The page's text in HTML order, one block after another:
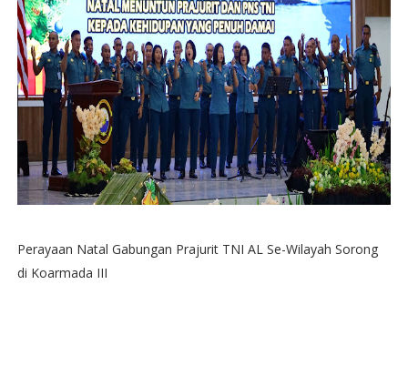
Perayaan Natal Gabungan Prajurit TNI AL Se-Wilayah Sorong
di Koarmada III